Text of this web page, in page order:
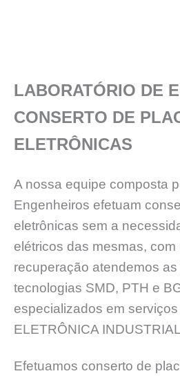
LABORATÓRIO DE
CONSERTO DE
ELETRÔNICAS
A nossa equipe composta
Engenheiros efetuam
eletrônicas sem a
elétricos das mesmas,
recuperação atendemos
tecnologias SMD, PTH e
especializados em
ELETRÔNICA
Efetuamos conserto de